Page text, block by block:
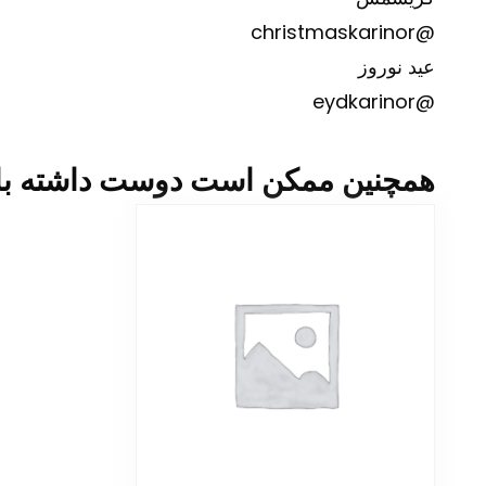
@christmaskarinor
عید نوروز
@eydkarinor
همچنین ممکن است دوست داشته